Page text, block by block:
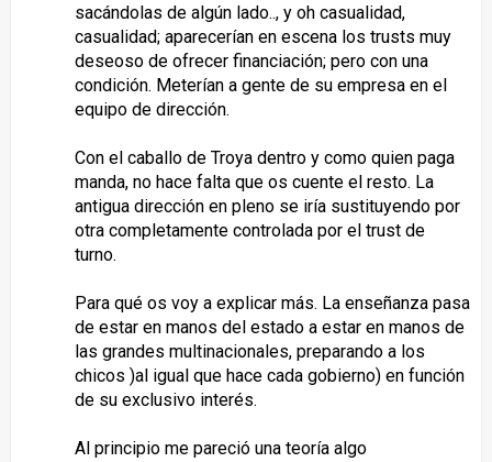
sacándolas de algún lado.., y oh casualidad,
casualidad; aparecerían en escena los trusts muy
deseoso de ofrecer financiación; pero con una
condición. Meterían a gente de su empresa en el
equipo de dirección.
Con el caballo de Troya dentro y como quien paga
manda, no hace falta que os cuente el resto. La
antigua dirección en pleno se iría sustituyendo por
otra completamente controlada por el trust de
turno.
Para qué os voy a explicar más. La enseñanza pasa
de estar en manos del estado a estar en manos de
las grandes multinacionales, preparando a los
chicos )al igual que hace cada gobierno) en función
de su exclusivo interés.
Al principio me pareció una teoría algo